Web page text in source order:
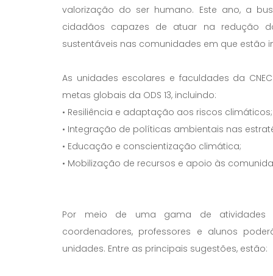
valorização do ser humano. Este ano, a
cidadãos capazes de atuar na redução
sustentáveis nas comunidades em que estão
As unidades escolares e faculdades da
metas globais da ODS 13, incluindo:
• Resiliência e adaptação aos riscos climáticos;
• Integração de políticas ambientais nas
• Educação e conscientização climática;
• Mobilização de recursos e apoio às
Por meio de uma gama de atividades
coordenadores, professores e alunos
unidades. Entre as principais sugestões, estão: